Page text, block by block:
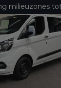
milieuzones